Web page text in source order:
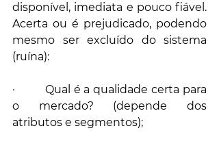
disponível, imediata e pouco fiável.
Acerta ou é prejudicado, podendo
mesmo ser excluído do sistema
(ruína):
·         Qual é a qualidade certa para
o mercado? (depende dos
atributos e segmentos);